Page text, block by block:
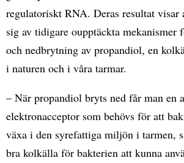
regulatoriskt RNA. Deras resultat visar
sig av tidigare oupptäckta mekanismer
och nedbrytning av propandiol, en
i naturen och i våra tarmar.
– När propandiol bryts ned får man en
elektronacceptor som behövs för att
växa i den syrefattiga miljön i tarmen,
bra kolkälla för bakterien att kunna